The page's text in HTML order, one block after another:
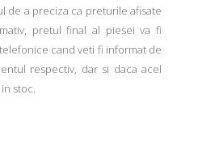
de a preciza ca preturile afisate
pretul final al piesei va fi
cand veti fi informat de
respectiv, dar si daca acel
stoc.